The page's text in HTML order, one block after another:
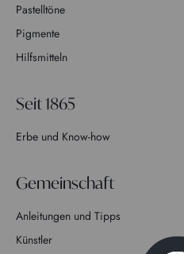
Pastelltöne
Pigmente
Hilfsmitteln
Seit 1865
Erbe und Know-how
Gemeinschaft
Anleitungen und Tipps
Künstler